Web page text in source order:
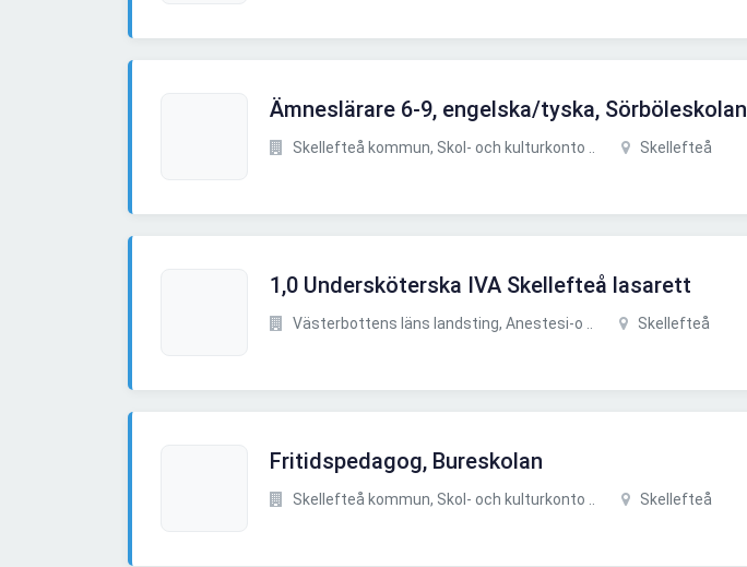
Ämneslärare 6-9, engelska/tyska, Sörböleskolan
Skellefteå kommun, Skol- och kulturkonto .. Skellefteå
1,0 Undersköterska IVA Skellefteå lasarett
Västerbottens läns landsting, Anestesi-o .. Skellefteå
Fritidspedagog, Bureskolan
Skellefteå kommun, Skol- och kulturkonto .. Skellefteå